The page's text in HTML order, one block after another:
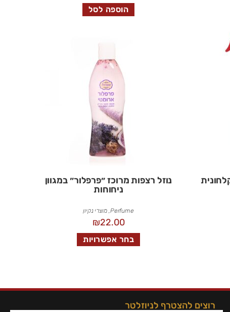
הוספה לסל
נוזל רצפות מרוכז ״פרפלור״ במגוון
ניחוחות
Perfume
,מוצרי נקיון
₪22.00
בחר אפשרויות
רוצים להצטרף לניוזלטר